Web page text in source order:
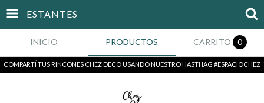
ESTANTES
INICIO PRODUCTOS CARRITO 0
COMPARTÍ TUS RINCONES CHEZ DECO USANDO NUESTRO HASTHAG #ESPACIOCHEZ